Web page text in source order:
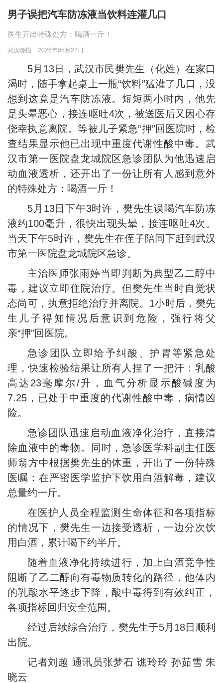
男子误把汽车防冻液当饮料连灌几口
医生开出特殊处方：喝酒一斤！
武汉晚报 2026年05月22日
5月13日，武汉市民樊先生（化姓）在家口
渴时，随手拿起桌上一瓶“饮料”猛灌了几口，没
想到这竟是汽车防冻液。短短两小时内，他先
是头晕恶心，接连呕吐4次，被送医后又因心存
侥幸执意离院。等被儿子紧急“押”回医院时，检
查结果显示他已出现中重度代谢性酸中毒。武
汉市第一医院盘龙城院区急诊团队为他迅速启
动血液透析，还开出了一份让所有人感到意外
的特殊处方：喝酒一斤！
5月13日下午3时许，樊先生误喝汽车防冻
液约100毫升，很快出现头晕，接连呕吐4次。
当天下午5时许，樊先生在侄子陪同下赶到武汉
市第一医院盘龙城院区急诊。
主治医师张雨婷当即判断为典型乙二醇中
毒，建议立即住院治疗。但樊先生当时自觉状
态尚可，执意拒绝治疗并离院。1小时后，樊先
生儿子得知情况后意识到危险，强行将父
亲“押”回医院。
急诊团队立即给予纠酸、护胃等紧急处
理，快速检验结果让所有人捏了一把汗：乳酸
高达23毫摩尔/升，血气分析显示酸碱度为
7.25，已处于中重度的代谢性酸中毒，病情凶
险。
急诊团队迅速启动血液净化治疗，直接清
除血液中的毒物。同时，急诊医学科副主任医
师翁方中根据樊先生的体重，开出了一份特殊
医嘱：在严密医学监护下饮用白酒解毒，建议
总量约一斤。
在医护人员全程监测生命体征和各项指标
的情况下，樊先生一边接受透析，一边分次饮
用白酒，累计喝下约半斤。
随着血液净化持续进行，加上白酒竞争性
阻断了乙二醇向有毒物质转化的路径，他体内
的乳酸水平逐步下降，酸中毒得到有效纠正，
各项指标回归安全范围。
经过后续综合治疗，樊先生于5月18日顺利
出院。
记者刘越 通讯员张梦石 谯玲玲 孙茹雪 朱
晓云